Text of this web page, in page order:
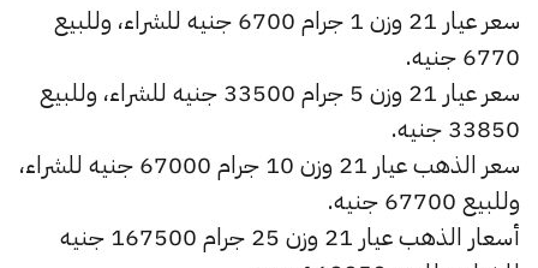
سعر عيار 21 وزن 1 جرام 6700 جنيه للشراء، وللبيع
6770 جنيه.
سعر عيار 21 وزن 5 جرام 33500 جنيه للشراء، وللبيع
33850 جنيه.
سعر الذهب عيار 21 وزن 10 جرام 67000 جنيه للشراء،
وللبيع 67700 جنيه.
أسعار الذهب عيار 21 وزن 25 جرام 167500 جنيه